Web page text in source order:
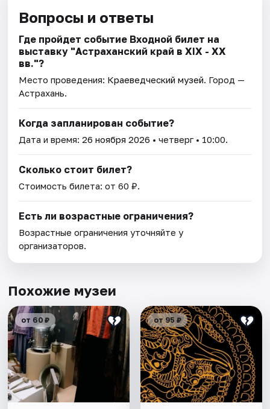
Вопросы и ответы
Где пройдет событие Входной билет на
выставку "Астраханский край в XIX - XX
вв."?
Место проведения: Краеведческий музей. Город —
Астрахань.
Когда запланирован событие?
Дата и время:26 ноября 2026 • четверг • 10:00.
Сколько стоит билет?
Стоимость билета: от 60 ₽.
Есть ли возрастные ограничения?
Возрастные ограничения уточняйте у
организаторов.
Похожие музеи
от 60 ₽ от 95 ₽